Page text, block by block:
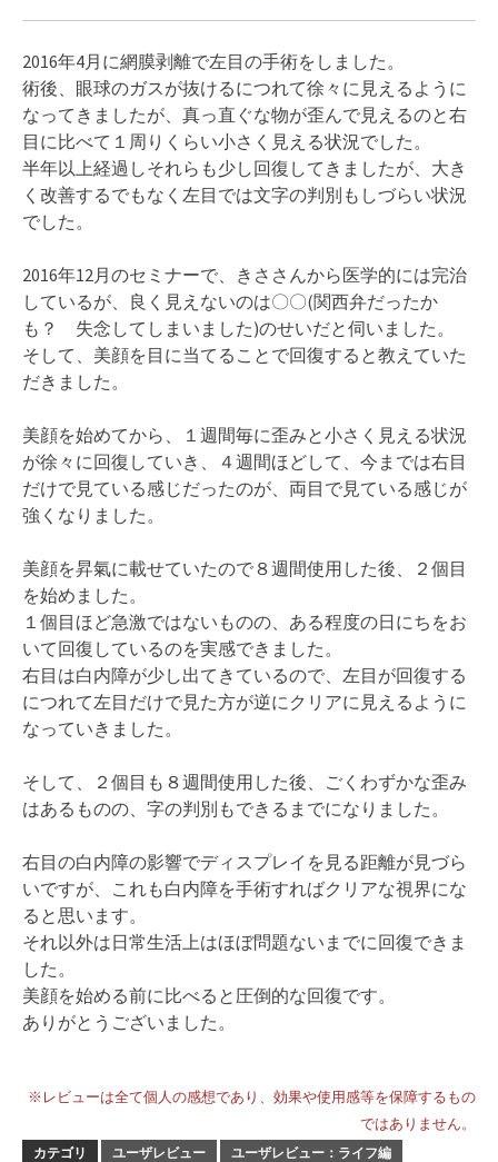
2016年4月に網膜剥離で左目の手術をしました。
術後、眼球のガスが抜けるにつれて徐々に見えるように
なってきましたが、真っ直ぐな物が歪んで見えるのと右
目に比べて１周りくらい小さく見える状況でした。
半年以上経過しそれらも少し回復してきましたが、大き
く改善するでもなく左目では文字の判別もしづらい状況
でした。
2016年12月のセミナーで、きささんから医学的には完治
しているが、良く見えないのは〇〇(関西弁だったか
も？ 失念してしまいました)のせいだと伺いました。
そして、美顔を目に当てることで回復すると教えていた
だきました。
美顔を始めてから、１週間毎に歪みと小さく見える状況
が徐々に回復していき、４週間ほどして、今までは右目
だけで見ている感じだったのが、両目で見ている感じが
強くなりました。
美顔を昇氣に載せていたので８週間使用した後、２個目
を始めました。
１個目ほど急激ではないものの、ある程度の日にちをお
いて回復しているのを実感できました。
右目は白内障が少し出てきているので、左目が回復する
につれて左目だけで見た方が逆にクリアに見えるように
なっていきました。
そして、２個目も８週間使用した後、ごくわずかな歪み
はあるものの、字の判別もできるまでになりました。
右目の白内障の影響でディスプレイを見る距離が見づら
いですが、これも白内障を手術すればクリアな視界にな
ると思います。
それ以外は日常生活上はほぼ問題ないまでに回復できま
した。
美顔を始める前に比べると圧倒的な回復です。
ありがとうございました。
※レビューは全て個人の感想であり、効果や使用感等を保障するもの
ではありません。
カテゴリ ユーザレビュー
ユーザレビュー：ライフ編